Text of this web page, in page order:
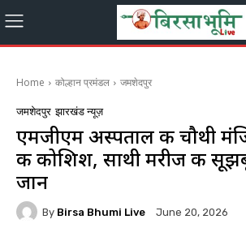
Home कोल्हान प्रमंडल जमशेदपुर
जमशेदपुर झारखंड न्यूज़
एमजीएम अस्पताल की चौथी
की कोशिश, साथी मरीज की
जान
By Birsa Bhumi Live June 20, 2026